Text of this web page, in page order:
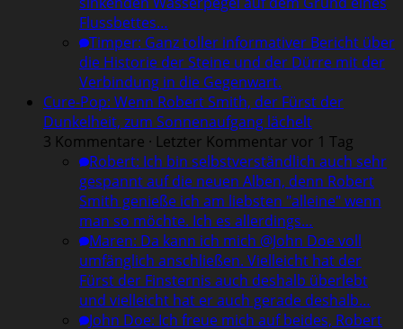
Flussbettes…
Timper: Ganz toller informativer Bericht über
die Historie der Steine und der Dürre mit der
Verbindung in die Gegenwart.
Cure-Pop: Wenn Robert Smith, der Fürst der
Dunkelheit, zum Sonnenaufgang lächelt
3 Kommentare · Letzter Kommentar vor 1 Tag
Robert: Ich bin selbstverständlich auch sehr
gespannt auf die neuen Alben, denn Robert
Smith genieße ich am liebsten "alleine" wenn
man so möchte. Ich es allerdings…
Maren: Da kann ich mich @John Doe voll
umfänglich anschließen. Vielleicht hat der
Fürst der Finsternis auch deshalb überlebt
und vielleicht hat er auch gerade deshalb…
John Doe: Ich freue mich auf beides, Robert